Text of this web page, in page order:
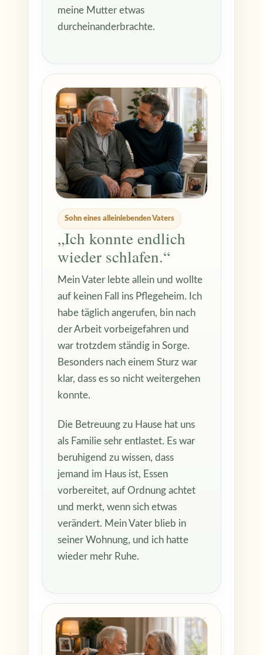
meine Mutter etwas
durcheinanderbrachte.
Sohn eines alleinlebenden Vaters
„Ich konnte endlich
wieder schlafen.“
Mein Vater lebte allein und wollte
auf keinen Fall ins Pflegeheim. Ich
habe täglich angerufen, bin nach
der Arbeit vorbeigefahren und
war trotzdem ständig in Sorge.
Besonders nach einem Sturz war
klar, dass es so nicht weitergehen
konnte.
Die Betreuung zu Hause hat uns
als Familie sehr entlastet. Es war
beruhigend zu wissen, dass
jemand im Haus ist, Essen
vorbereitet, auf Ordnung achtet
und merkt, wenn sich etwas
verändert. Mein Vater blieb in
seiner Wohnung, und ich hatte
wieder mehr Ruhe.